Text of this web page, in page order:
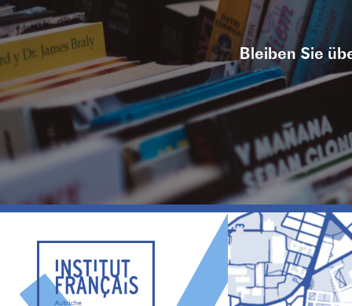
Bleiben Sie